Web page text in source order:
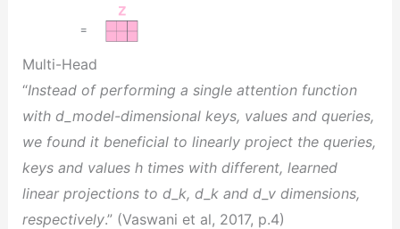
Multi-Head
“Instead of performing a single attention function
with d_model-dimensional keys, values and queries,
we found it beneficial to linearly project the queries,
keys and values h times with different, learned
linear projections to d_k, d_k and d_v dimensions,
respectively.” (Vaswani et al, 2017, p.4)